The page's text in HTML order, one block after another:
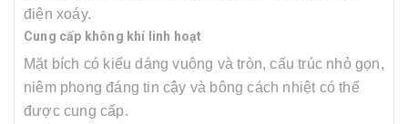
điện xoáy.
Cung cấp không khí linh hoạt
Mặt bích có kiểu dáng vuông và tròn, cấu trúc nhỏ gọn,
niêm phong đáng tin cậy và bông cách nhiệt có thể
được cung cấp.